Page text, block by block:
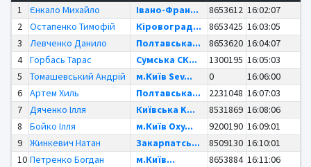
1
Єнкало Михайло Івано-Фран... 8653612 16:02:07
2
Остапенко Тимофій Кіровоград... 8653425 16:03:05
3
Левченко Данило Полтавська... 8653620 16:04:07
4
Горбась Тарас Сумська СК... 1300195 16:05:03
5
Томашевський Андрій м.Київ Sev... 0
16:06:00
6
Артем Хиль Полтавська... 2231048 16:07:03
7
Дяченко Ілля Київська K... 8531869 16:08:06
8
Бойко Ілля м.Київ Oxy... 9200190 16:09:01
9
Жинкевич Натан Закарпатсь... 8509130 16:10:01
10 Петренко Богдан м.Київ... 8653884 16:11:06